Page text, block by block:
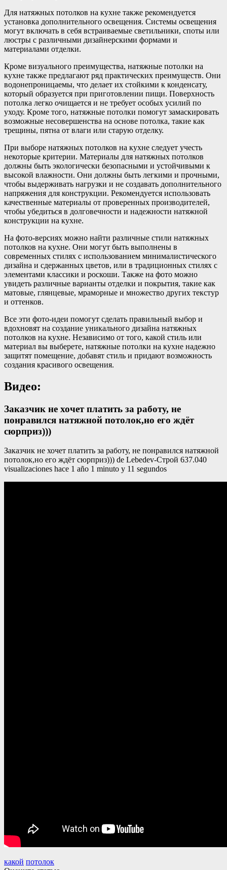
Для натяжных потолков на кухне также рекомендуется
установка дополнительного освещения. Системы освещения
могут включать в себя встраиваемые светильники, споты или
люстры с различными дизайнерскими формами и
материалами отделки.
Кроме визуального преимущества, натяжные потолки на
кухне также предлагают ряд практических преимуществ. Они
водонепроницаемы, что делает их стойкими к конденсату,
который образуется при приготовлении пищи. Поверхность
потолка легко очищается и не требует особых усилий по
уходу. Кроме того, натяжные потолки помогут замаскировать
возможные несовершенства на основе потолка, такие как
трещины, пятна от влаги или старую отделку.
При выборе натяжных потолков на кухне следует учесть
некоторые критерии. Материалы для натяжных потолков
должны быть экологически безопасными и устойчивыми к
высокой влажности. Они должны быть легкими и прочными,
чтобы выдерживать нагрузки и не создавать дополнительного
напряжения для конструкции. Рекомендуется использовать
качественные материалы от проверенных производителей,
чтобы убедиться в долговечности и надежности натяжной
конструкции на кухне.
На фото-версиях можно найти различные стили натяжных
потолков на кухне. Они могут быть выполнены в
современных стилях с использованием минималистического
дизайна и сдержанных цветов, или в традиционных стилях с
элементами классики и роскоши. Также на фото можно
увидеть различные варианты отделки и покрытия, такие как
матовые, глянцевые, мраморные и множество других текстур
и оттенков.
Все эти фото-идеи помогут сделать правильный выбор и
вдохновят на создание уникального дизайна натяжных
потолков на кухне. Независимо от того, какой стиль или
материал вы выберете, натяжные потолки на кухне надежно
защитят помещение, добавят стиль и придают возможность
создания красивого освещения.
Видео:
Заказчик не хочет платить за работу, не
понравился натяжной потолок,но его ждёт
сюрприз)))
Заказчик не хочет платить за работу, не понравился натяжной
потолок,но его ждёт сюрприз))) de Lebedev-Строй 637.040
visualizaciones hace 1 año 1 minuto y 11 segundos
какой потолок